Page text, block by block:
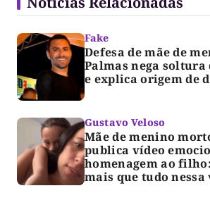
Fake
Defesa de mãe de
Palmas nega soltura
e explica origem de
Gustavo Veloso
Mãe de menino
publica vídeo
homenagem ao
mais que tudo nessa